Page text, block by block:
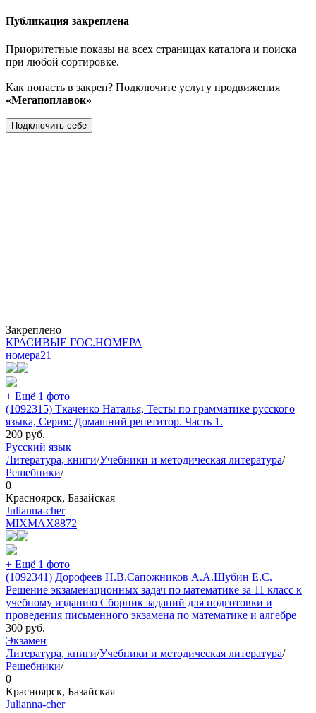
Публикация закреплена
Приоритетные показы на всех страницах каталога и поиска
при любой сортировке.
Как попасть в закреп? Подключите услугу продвижения
«Мегапоплавок»
Подключить себе
Закреплено
КРАСИВЫЕ ГОС.НОМЕРА
номера21
+ Ещё 1 фото
(1092315) Ткаченко Наталья, Тесты по грамматике русского
языка, Серия: Домашний репетитор. Часть 1.
200 руб.
Русский язык
Литература, книги/Учебники и методическая литература/
Решебники/
0
Красноярск, Базайская
Julianna-cher
MIXMAX8872
+ Ещё 1 фото
(1092341) Дорофеев Н.В.Сапожников А.А.Шубин Е.С.
Решение экзаменационных задач по математике за 11 класс к
учебному изданию Сборник заданий для подготовки и
проведения письменного экзамена по математике и алгебре
300 руб.
Экзамен
Литература, книги/Учебники и методическая литература/
Решебники/
0
Красноярск, Базайская
Julianna-cher